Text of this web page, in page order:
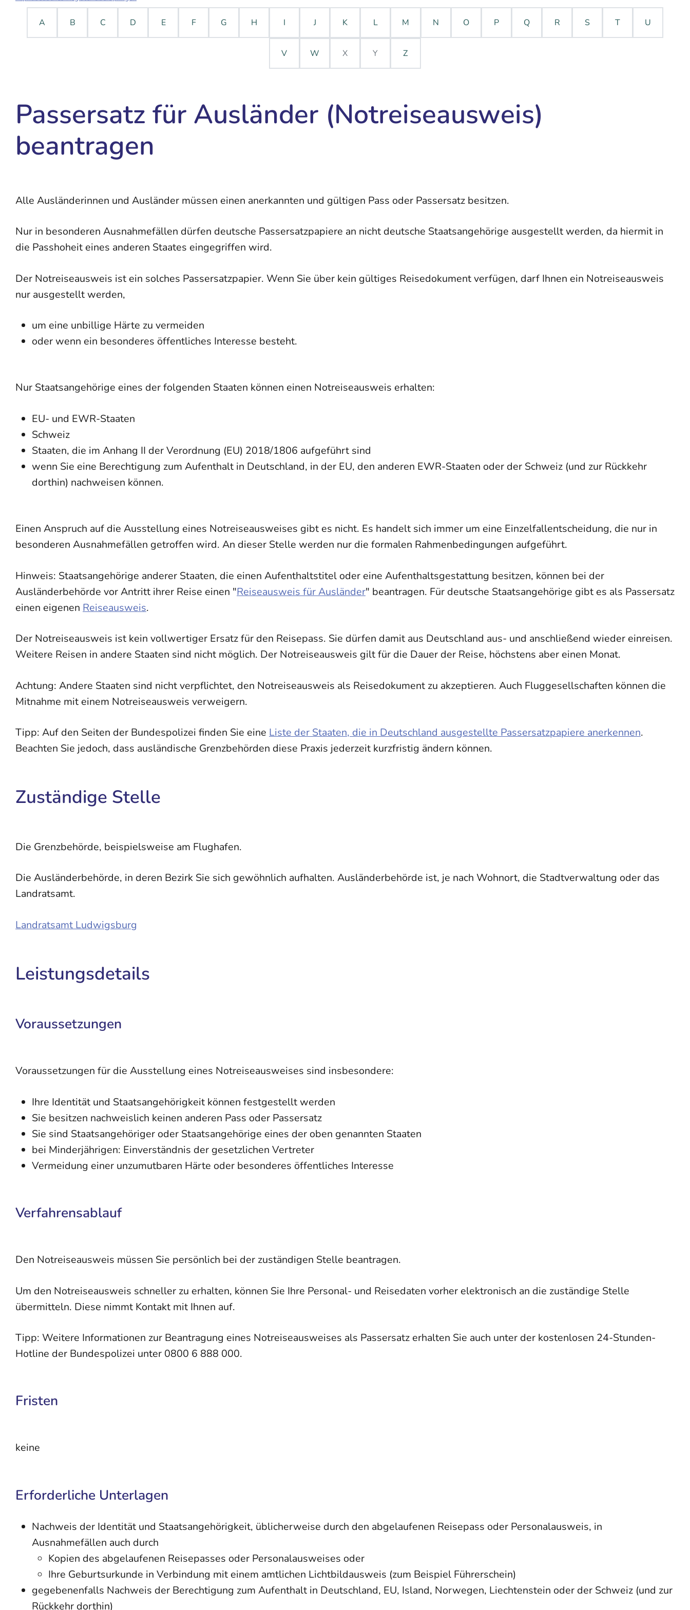
A B C D E F G H I J K L M N O P Q R S T U
V W X Y Z
Passersatz für Ausländer (Notreiseausweis)
beantragen
Alle Ausländerinnen und Ausländer müssen einen anerkannten und gültigen Pass oder Passersatz besitzen.
Nur in besonderen Ausnahmefällen dürfen deutsche Passersatzpapiere an nicht deutsche Staatsangehörige ausgestellt werden, da hiermit in
die Passhoheit eines anderen Staates eingegriffen wird.
Der Notreiseausweis ist ein solches Passersatzpapier. Wenn Sie über kein gültiges Reisedokument verfügen, darf Ihnen ein Notreiseausweis
nur ausgestellt werden,
um eine unbillige Härte zu vermeiden
oder wenn ein besonderes öffentliches Interesse besteht.
Nur Staatsangehörige eines der folgenden Staaten können einen Notreiseausweis erhalten:
EU- und EWR-Staaten
Schweiz
Staaten, die im Anhang II der Verordnung (EU) 2018/1806 aufgeführt sind
wenn Sie eine Berechtigung zum Aufenthalt in Deutschland, in der EU, den anderen EWR-Staaten oder der Schweiz (und zur Rückkehr
dorthin) nachweisen können.
Einen Anspruch auf die Ausstellung eines Notreiseausweises gibt es nicht. Es handelt sich immer um eine Einzelfallentscheidung, die nur in
besonderen Ausnahmefällen getroffen wird. An dieser Stelle werden nur die formalen Rahmenbedingungen aufgeführt.
Hinweis: Staatsangehörige anderer Staaten, die einen Aufenthaltstitel oder eine Aufenthaltsgestattung besitzen, können bei der
Ausländerbehörde vor Antritt ihrer Reise einen "Reiseausweis für Ausländer" beantragen. Für deutsche Staatsangehörige gibt es als Passersatz
einen eigenen Reiseausweis.
Der Notreiseausweis ist kein vollwertiger Ersatz für den Reisepass. Sie dürfen damit aus Deutschland aus- und anschließend wieder einreisen.
Weitere Reisen in andere Staaten sind nicht möglich. Der Notreiseausweis gilt für die Dauer der Reise, höchstens aber einen Monat.
Achtung: Andere Staaten sind nicht verpflichtet, den Notreiseausweis als Reisedokument zu akzeptieren. Auch Fluggesellschaften können die
Mitnahme mit einem Notreiseausweis verweigern.
Tipp: Auf den Seiten der Bundespolizei finden Sie eine Liste der Staaten, die in Deutschland ausgestellte Passersatzpapiere anerkennen.
Beachten Sie jedoch, dass ausländische Grenzbehörden diese Praxis jederzeit kurzfristig ändern können.
Zuständige Stelle
Die Grenzbehörde, beispielsweise am Flughafen.
Die Ausländerbehörde, in deren Bezirk Sie sich gewöhnlich aufhalten. Ausländerbehörde ist, je nach Wohnort, die Stadtverwaltung oder das
Landratsamt.
Landratsamt Ludwigsburg
Leistungsdetails
Voraussetzungen
Voraussetzungen für die Ausstellung eines Notreiseausweises sind insbesondere:
Ihre Identität und Staatsangehörigkeit können festgestellt werden
Sie besitzen nachweislich keinen anderen Pass oder Passersatz
Sie sind Staatsangehöriger oder Staatsangehörige eines der oben genannten Staaten
bei Minderjährigen: Einverständnis der gesetzlichen Vertreter
Vermeidung einer unzumutbaren Härte oder besonderes öffentliches Interesse
Verfahrensablauf
Den Notreiseausweis müssen Sie persönlich bei der zuständigen Stelle beantragen.
Um den Notreiseausweis schneller zu erhalten, können Sie Ihre Personal- und Reisedaten vorher elektronisch an die zuständige Stelle
übermitteln. Diese nimmt Kontakt mit Ihnen auf.
Tipp: Weitere Informationen zur Beantragung eines Notreiseausweises als Passersatz erhalten Sie auch unter der kostenlosen 24-Stunden-
Hotline der Bundespolizei unter 0800 6 888 000.
Fristen
keine
Erforderliche Unterlagen
Nachweis der Identität und Staatsangehörigkeit, üblicherweise durch den abgelaufenen Reisepass oder Personalausweis, in
Ausnahmefällen auch durch
Kopien des abgelaufenen Reisepasses oder Personalausweises oder
Ihre Geburtsurkunde in Verbindung mit einem amtlichen Lichtbildausweis (zum Beispiel Führerschein)
gegebenenfalls Nachweis der Berechtigung zum Aufenthalt in Deutschland, EU, Island, Norwegen, Liechtenstein oder der Schweiz (und zur
Rückkehr dorthin)